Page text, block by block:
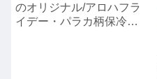
のオリジナル/アロハフラ
イデー・パラカ柄保冷バ